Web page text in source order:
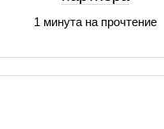
1 минута на прочтение